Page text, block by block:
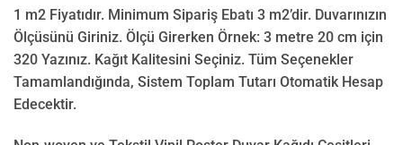
1 m2 Fiyatıdır. Minimum Sipariş Ebatı 3 m2’dir. Duvarınızın
Ölçüsünü Giriniz. Ölçü Girerken Örnek: 3 metre 20 cm için
320 Yazınız. Kağıt Kalitesini Seçiniz. Tüm Seçenekler
Tamamlandığında, Sistem Toplam Tutarı Otomatik Hesap
Edecektir.